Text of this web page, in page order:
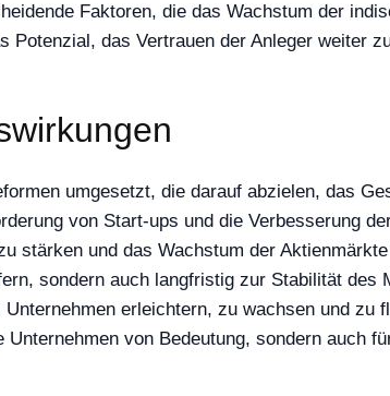
Faktoren, die das Wachstum der
das Vertrauen der Anleger weiter
umgesetzt, die darauf abzielen, das
von Start-ups und die Verbesserung
stärken und das Wachstum der
sondern auch langfristig zur Stabilität des
erleichtern, zu wachsen und zu
von Bedeutung, sondern auch